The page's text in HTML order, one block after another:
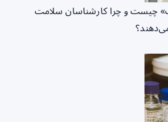
چیست و چرا کارشناسان سلامت